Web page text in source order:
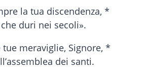
la tua discendenza, *
duri nei secoli».
meraviglie, Signore, *
dei santi.